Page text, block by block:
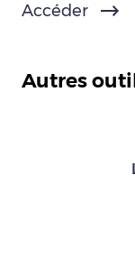
Accéder
Autres